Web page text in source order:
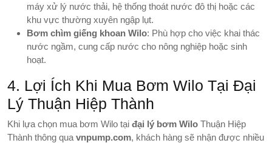
máy xử lý nước thải, hệ thống thoát nước đô thị hoặc các
khu vực thường xuyên ngập lụt.
Bơm chìm giếng khoan Wilo: Phù hợp cho việc khai thác
nước ngầm, cung cấp nước cho nông nghiệp hoặc sinh
hoạt.
4. Lợi Ích Khi Mua Bơm Wilo Tại Đại
Lý Thuận Hiệp Thành
Khi lựa chọn mua bơm Wilo tại đại lý bơm Wilo Thuận Hiệp
Thành thông qua vnpump.com, khách hàng sẽ nhận được nhiều